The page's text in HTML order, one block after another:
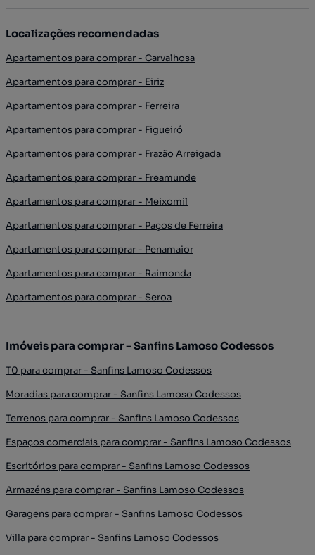
Localizações recomendadas
Apartamentos para comprar - Carvalhosa
Apartamentos para comprar - Eiriz
Apartamentos para comprar - Ferreira
Apartamentos para comprar - Figueiró
Apartamentos para comprar - Frazão Arreigada
Apartamentos para comprar - Freamunde
Apartamentos para comprar - Meixomil
Apartamentos para comprar - Paços de Ferreira
Apartamentos para comprar - Penamaior
Apartamentos para comprar - Raimonda
Apartamentos para comprar - Seroa
Imóveis para comprar - Sanfins Lamoso Codessos
T0 para comprar - Sanfins Lamoso Codessos
Moradias para comprar - Sanfins Lamoso Codessos
Terrenos para comprar - Sanfins Lamoso Codessos
Espaços comerciais para comprar - Sanfins Lamoso Codessos
Escritórios para comprar - Sanfins Lamoso Codessos
Armazéns para comprar - Sanfins Lamoso Codessos
Garagens para comprar - Sanfins Lamoso Codessos
Villa para comprar - Sanfins Lamoso Codessos